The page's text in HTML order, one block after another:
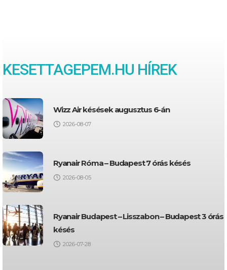
KESETTAGEPEM.HU HÍREK
Wizz Air késések augusztus 6-án
2026-08-07
Ryanair Róma – Budapest 7 órás késés
2026-08-05
Ryanair Budapest – Lisszabon – Budapest 3 órás
késés
2026-07-28